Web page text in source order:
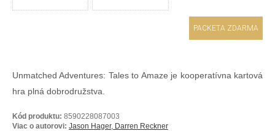
PACKETA ZDARMA
Unmatched Adventures: Tales to Amaze je kooperatívna kartová
hra plná dobrodružstva.
Kód produktu: 8590228087003
Viac o autorovi: Jason Hager, Darren Reckner